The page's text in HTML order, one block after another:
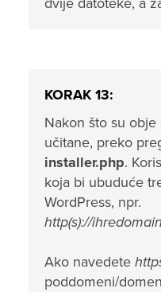
KORAK 13:
Nakon što su
učitane, preko
installer.php.
koja bi ubuduće
WordPress, npr.
http(s)://
Ako navedete
poddomeni/